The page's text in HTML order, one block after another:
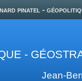
pinatel -
-
Jean-